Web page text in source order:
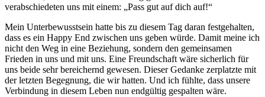
verabschiedeten uns mit einem: „Pass gut auf dich auf!“
Mein Unterbewusstsein hatte bis zu diesem Tag daran festgehalten,
dass es ein Happy End zwischen uns geben würde. Damit meine ich
nicht den Weg in eine Beziehung, sondern den gemeinsamen
Frieden in uns und mit uns. Eine Freundschaft wäre sicherlich für
uns beide sehr bereichernd gewesen. Dieser Gedanke zerplatzte mit
der letzten Begegnung, die wir hatten. Und ich fühlte, dass unsere
Verbindung in diesem Leben nun endgültig gespalten wäre.